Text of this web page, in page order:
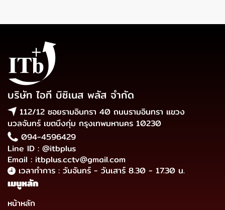
บริษัท ไอที บิซิเนส พลัส จำกัด
112/12 ซอยรามอินทรา 40 ถนนรามอินทรา แขวง
นวลจันทร์ เขตบึงกุ่ม กรุงเทพมหานคร 10230
094-4596429
Line ID : @itbplus
Email : itbplus.cctv@gmail.com
เวลาทำการ : วันจันทร์ - วันเสาร์ 8.30 - 17.30 น.
เมนูหลัก
หน้าหลัก